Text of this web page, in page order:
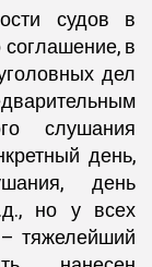
судов в
в
дел
слушания
день,
день
но у всех
тяжелейший